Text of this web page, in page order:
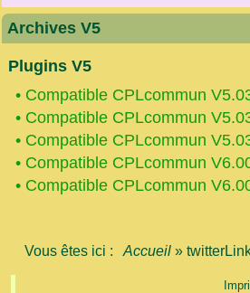
Archives V5
Plugins V5
• Compatible CPLcommun
• Compatible CPLcommun
• Compatible CPLcommun
• Compatible CPLcommun
• Compatible CPLcommun
Vous êtes ici : Accueil »